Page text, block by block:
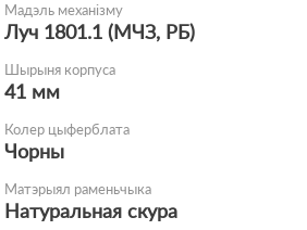
Мадэль механізму
Луч 1801.1 (МЧЗ, РБ)
Шырыня корпуса
41 мм
Колер цыферблата
Чорны
Матэрыял раменьчыка
Натуральная скура